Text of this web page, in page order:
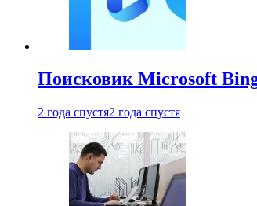
Поисковик Microsoft Bing
2 года спустя2 года спустя